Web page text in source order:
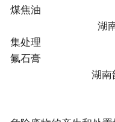
煤焦
湖南睿熙达新
集处理
氟石膏
湖南韶峰南方